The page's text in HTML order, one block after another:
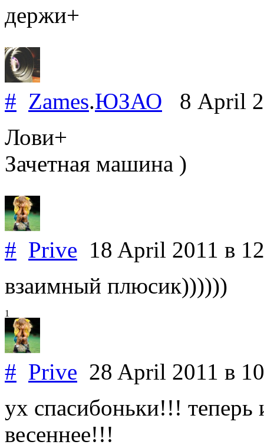
держи+
# Zames.ЮЗАО 8 April
Лови+
Зачетная машина )
# Prive 18 April 2011 в
взаимный плюсик))))))
1
# Prive 28 April 2011 в
ух спасибоньки!!! теперь
весеннее!!!